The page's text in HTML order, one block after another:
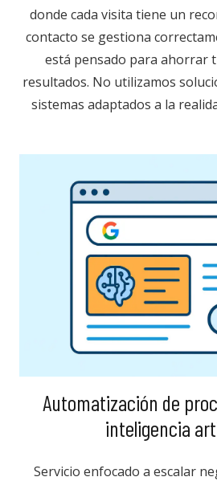
donde cada visita tiene un
contacto se gestiona
está pensado para ahorrar
resultados. No utilizamos
sistemas adaptados a la
Automatización de
inteligencia
Servicio enfocado a escalar